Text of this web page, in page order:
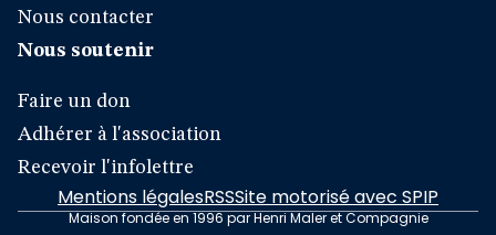
Nous contacter
Nous soutenir
Faire un don
Adhérer à l'association
Recevoir l'infolettre
Mentions légalesRSSSite motorisé avec SPIP
Maison fondée en 1996 par Henri Maler et Compagnie